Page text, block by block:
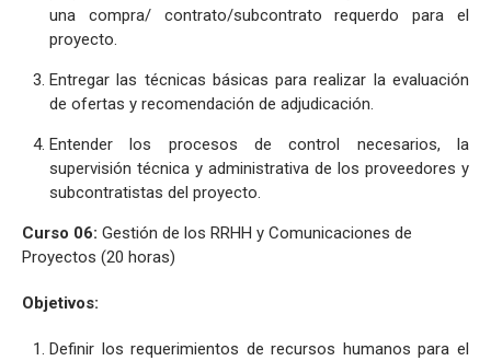
una compra/ contrato/subcontrato requerdo para el
proyecto.
Entregar las técnicas básicas para realizar la evaluación
de ofertas y recomendación de adjudicación.
Entender los procesos de control necesarios, la
supervisión técnica y administrativa de los proveedores y
subcontratistas del proyecto.
Curso 06: Gestión de los RRHH y Comunicaciones de
Proyectos (20 horas)
Objetivos:
Definir los requerimientos de recursos humanos para el